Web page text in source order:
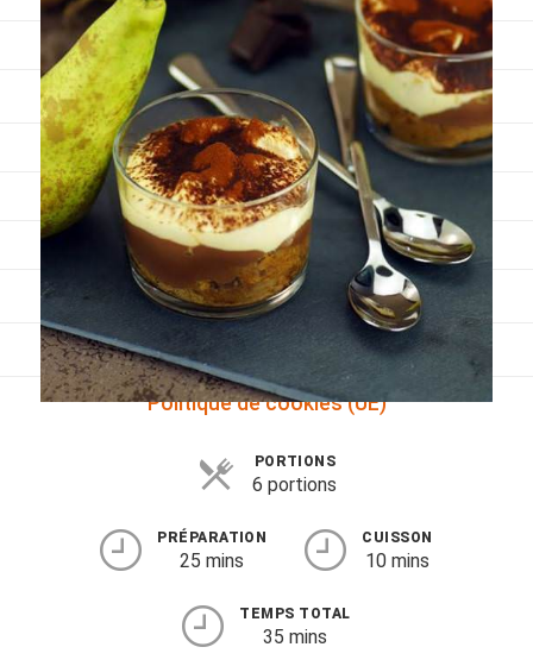
Viandes
Pratique
Mesures conversions
Lexique des différents termes de cuisine
Service du vin
Contact
Politique de cookies (UE)
PORTIONS
6 portions
PRÉPARATION
25 mins
CUISSON
10 mins
TEMPS TOTAL
35 mins